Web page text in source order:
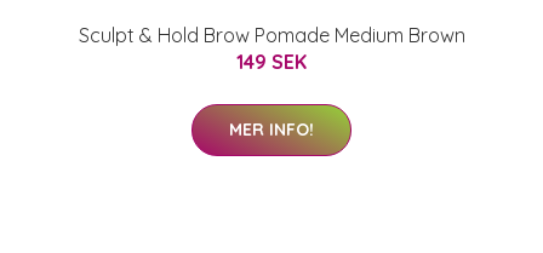
Sculpt & Hold Brow Pomade Medium Brown
149 SEK
MER INFO!